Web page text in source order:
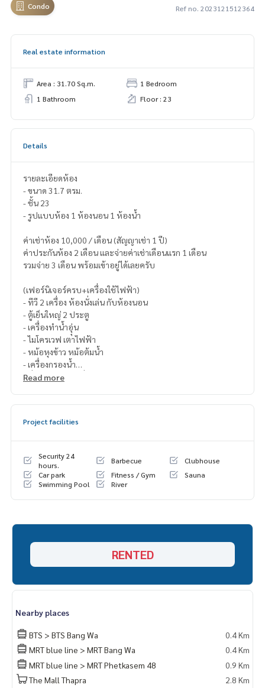
Condo Ref no. 2023121512364
Real estate information
Area : 31.70 Sq.m.
1 Bedroom
1 Bathroom
Floor : 23
Details
รายละเอียดห้อง
- ขนาด 31.7 ตรม.
- ชั้น 23
- รูปแบบห้อง 1 ห้องนอน 1 ห้องน้ำ
ค่าเช่าห้อง 10,000 / เดือน (สัญญาเช่า 1 ปี)
ค่าประกันห้อง 2 เดือน และจ่ายค่าเช่าเดือนแรก 1 เดือน
รวมจ่าย 3 เดือน พร้อมเข้าอยู่ได้เลยครับ
(เฟอร์นิเจอร์ครบ+เครื่องใช้ไฟฟ้า)
- ทีวี 2 เครื่อง ห้องนั่งเล่น กับห้องนอน
- ตู้เย็นใหญ่ 2 ประตู
- เครื่องทำน้ำอุุ่น
- ไมโครเวฟ เตาไฟฟ้า
- หม้อหุงข้าว หม้อต้มน้ำ
- เครื่องกรองน้ำ
- ที่นอนและชุดเครื่องนอนอย่างดี
Read more
Project facilities
Security 24
hours.
Barbecue
Clubhouse
Car park
Fitness / Gym
Sauna
Swimming Pool
River
RENTED
Nearby places
BTS > BTS Bang Wa
0.4 Km
MRT blue line > MRT Bang Wa
0.4 Km
MRT blue line > MRT Phetkasem 48
0.9 Km
The Mall Thapra
2.8 Km